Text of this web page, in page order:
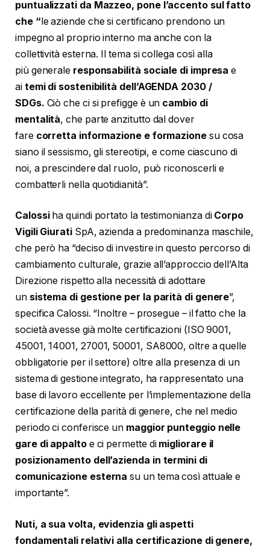
puntualizzati da Mazzeo, pone l’accento sul fatto
che “le aziende che si certificano prendono un
impegno al proprio interno ma anche con la
collettività esterna. Il tema si collega così alla
più generale responsabilità sociale di impresa e
ai temi di sostenibilità dell’AGENDA 2030 /
SDGs. Ciò che ci si prefigge è un cambio di
mentalità, che parte anzitutto dal dover
fare corretta informazione e formazionesu cosa
siano il sessismo, gli stereotipi, e come ciascuno di
noi, a prescindere dal ruolo, può riconoscerli e
combatterli nella quotidianità”.
Calossiha quindi portato la testimonianza di Corpo
Vigili GiuratiSpA, azienda a predominanza maschile,
che però ha “deciso di investire in questo percorso di
cambiamento culturale, grazie all’approccio dell’Alta
Direzione rispetto alla necessità di adottare
un sistema di gestione per la parità di genere”,
specifica Calossi. “Inoltre – prosegue – il fatto che la
società avesse già molte certificazioni (ISO 9001,
45001, 14001, 27001, 50001, SA8000, oltre a quelle
obbligatorie per il settore) oltre alla presenza di un
sistema di gestione integrato, ha rappresentato una
base di lavoro eccellente per l’implementazione della
certificazione della parità di genere, che nel medio
periodo ci conferisce un maggior punteggio nelle
gare di appaltoe ci permette di migliorare il
posizionamento dell’azienda in termini di
comunicazione esterna su un tema così attuale e
importante”.
Nuti, a sua volta, evidenzia gli aspetti
fondamentali relativi alla certificazione di genere,